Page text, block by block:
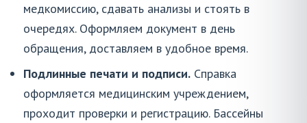
медкомиссию, сдавать анализы и стоять в
очередях. Оформляем документ в день
обращения, доставляем в удобное время.
Подлинные печати и подписи. Справка
оформляется медицинским учреждением,
проходит проверки и регистрацию. Бассейны